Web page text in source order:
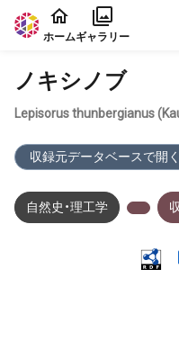
本文に飛ぶ
ホームギャラリー
ノキシノブ
Lepisorus thunbergianus
収録元データベースで開く
自然史・理工学